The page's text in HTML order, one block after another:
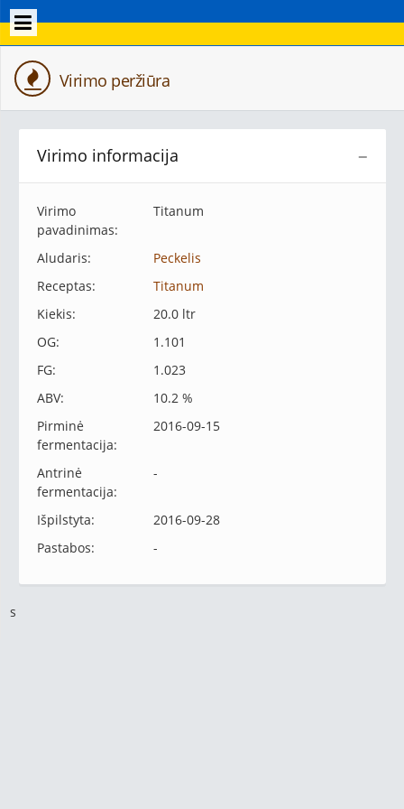
Virimo peržiūra
−
Virimo informacija
Virimo
pavadinimas:
Titanum
Aludaris:
Peckelis
Receptas:
Titanum
Kiekis:
20.0 ltr
OG:
1.101
FG:
1.023
ABV:
10.2 %
Pirminė
fermentacija:
2016-09-15
Antrinė
fermentacija:
-
Išpilstyta:
2016-09-28
Pastabos:
-
s